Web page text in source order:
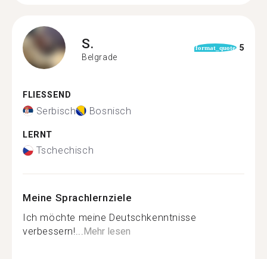
S.
Belgrade
format_quote 5
FLIESSEND
Serbisch Bosnisch
LERNT
Tschechisch
Meine Sprachlernziele
Ich möchte meine Deutschkenntnisse
verbessern!...Mehr lesen